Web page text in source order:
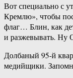
Вот специально с
Кремлю», чтобы
флаг… Блин, как
и разжевывать. Ну
Долбаный 95-й
медийщики.